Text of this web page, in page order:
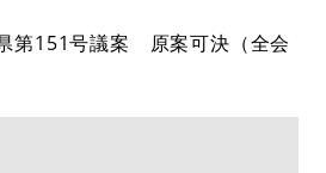
第151号議案 原案可決（全会